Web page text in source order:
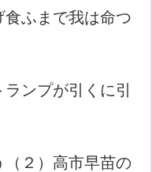
ふまで我は命つ
ンプが引くに引
２）高市早苗の